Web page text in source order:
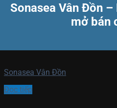
Sonasea Vân Đồn –
mở bán
Sonasea Vân Đồn
Đọc tiếp